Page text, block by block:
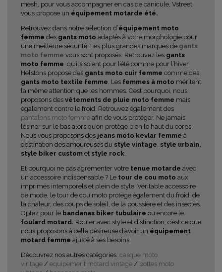
mesh, pour vous accompagner en cas de canicule, Vstreet
vous propose un équipement motarde été.
Retrouvez dans notre sélection d’équipement moto
femme des gants moto adaptés à votre morphologie pour
une meilleure sécurité. Les plus grandes marques de gants
moto femme vous sont proposés. Retrouvez les gants
moto femme qu’ils soient pour l’été comme pour l’hiver.
Helstons propose des gants moto cuir femme comme des
gants moto textile femme. Les femmes à moto méritent
la même attention que les hommes. C’est pourquoi, nous
proposons des vêtements de pluie moto femme mais
également contre le froid. Retrouvez également des
pantalons moto femme afin de vous protéger. Ne jamais
lésiner sur le bas alors qu’on protège bien le haut du corps.
Nous vous proposons des jeans moto kevlar femme à
destination des amoureuses du style vintage, style urbain,
style biker custom et style rock.
Et pourquoi ne pas agrémenter votre tenue motarde avec
un accessoire indispensable ? Le tour de cou moto aux
imprimés intemporels et plein de style. Véritable accessoire
de mode, le tour de cou moto protège également du froid, de
la chaleur, des coups de soleil, de la poussière et des insectes.
Optez pour le bandanas biker tubulaire ou encore le
foulard motard. Rouler avec style et distinction, c’est ce que
nous proposons à celle désireuse d’avoir un équipement
motard femme ajusté à ses besoins.
Découvrez nos autres catégories: casque moto
vintage / equipement motard vintage / bottes moto